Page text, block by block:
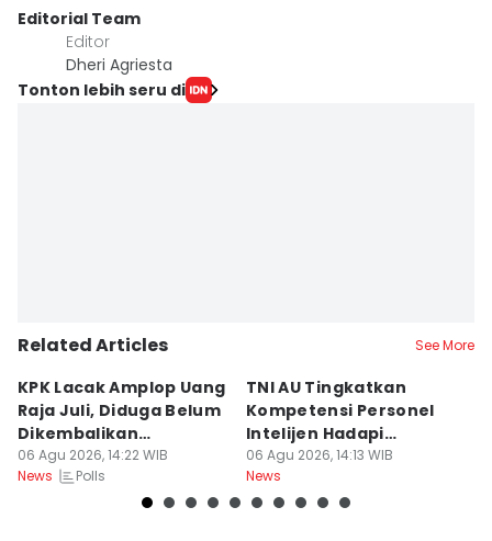
Editorial Team
Editor
Dheri Agriesta
Tonton lebih seru di
Related Articles See More
KPK Lacak Amplop Uang
Raja Juli, Diduga Belum
Dikembalikan
Seluruhnya
06 Agu 2026, 14:22 WIB
News
Polls
TNI AU Tingkatkan
Kompetensi Personel
Intelijen Hadapi
Tantangan Tugas
06 Agu 2026, 14:13 WIB
News